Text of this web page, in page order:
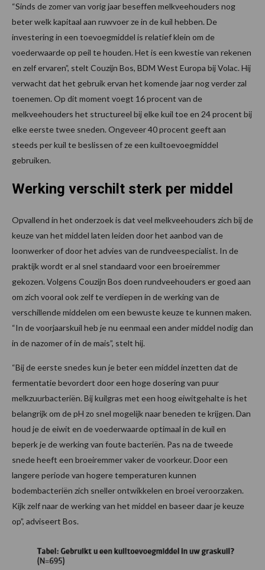
“Sinds de zomer van vorig jaar beseffen melkveehouders nog
beter welk kapitaal aan ruwvoer ze in de kuil hebben. De
investering in een toevoegmiddel is relatief klein om de
voederwaarde op peil te houden. Het is een kwestie van rekenen
en zelf ervaren”, stelt Couzijn Bos, BDM West Europa bij Volac. Hij
verwacht dat het gebruik ervan het komende jaar nog verder zal
toenemen. Op dit moment voegt 16 procent van de
melkveehouders het structureel bij elke kuil toe en 24 procent bij
elke eerste twee sneden. Ongeveer 40 procent geeft aan
steeds per kuil te beslissen of ze een kuiltoevoegmiddel
gebruiken.
Werking verschilt sterk per middel
Opvallend in het onderzoek is dat veel melkveehouders zich bij de
keuze van het middel laten leiden door het aanbod van de
loonwerker of door het advies van de rundveespecialist. In de
praktijk wordt er al snel standaard voor een broeiremmer
gekozen. Volgens Couzijn Bos doen rundveehouders er goed aan
om zich vooral ook zelf te verdiepen in de werking van de
verschillende middelen om een bewuste keuze te kunnen maken.
“In de voorjaarskuil heb je nu eenmaal een ander middel nodig dan
in de nazomer of in de mais”, stelt hij.
“Bij de eerste snedes kun je beter een middel inzetten dat de
fermentatie bevordert door een hoge dosering van puur
melkzuurbacteriën. Bij kuilgras met een hoog eiwitgehalte is het
belangrijk om de pH zo snel mogelijk naar beneden te krijgen. Dan
houd je de eiwit en de voederwaarde optimaal in de kuil en
beperk je de werking van foute bacteriën. Pas na de tweede
snede heeft een broeiremmer vaker de voorkeur. Door een
langere periode van hogere temperaturen kunnen
bodembacteriën zich sneller ontwikkelen en broei veroorzaken.
Kijk zelf naar de werking van het middel en baseer daar je keuze
op”, adviseert Bos.